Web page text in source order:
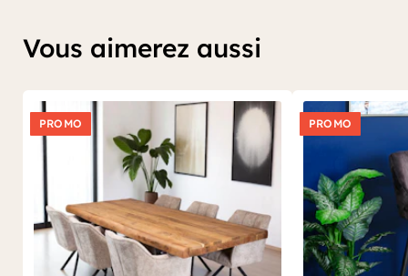
Vous aimerez aussi
PROMO PROMO